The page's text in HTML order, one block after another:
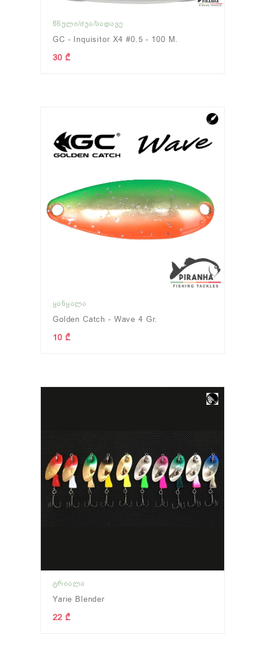
ᲬᲜᲣᲚᲘ/ᲫᲣᲐ/ᲡᲐᲓᲐᲕᲔ
GC - Inquisitor X4 #0.5 - 100 M.
30 ₾
ᲧᲐᲜᲧᲐᲚᲐ
Golden Catch - Wave 4 Gr.
10 ₾
ᲢᲠᲘᲐᲚᲐ
Yarie Blender
22 ₾